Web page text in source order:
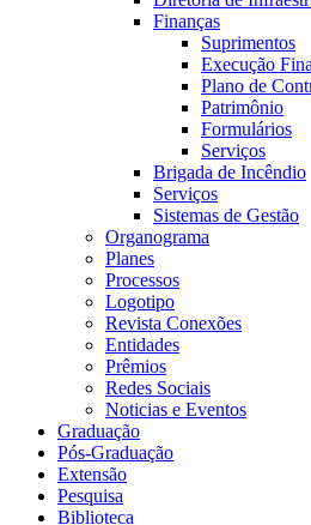
Finanças
Suprimentos
Execução
Plano de
Patrimônio
Formulários
Serviços
Brigada de Incêndio
Serviços
Sistemas de Gestão
Organograma
Planes
Processos
Logotipo
Revista Conexões
Entidades
Prêmios
Redes Sociais
Noticias e Eventos
Graduação
Pós-Graduação
Extensão
Pesquisa
Biblioteca